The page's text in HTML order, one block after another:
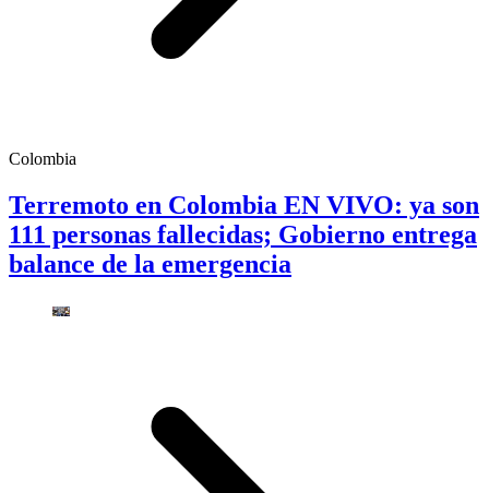
Colombia
Terremoto en Colombia EN VIVO: ya son
111 personas fallecidas; Gobierno entrega
balance de la emergencia